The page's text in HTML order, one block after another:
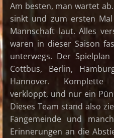
Am besten, man wartet
sinkt und zum ersten
Mannschaft laut. Alles
waren in dieser Saison
unterwegs. Der
Cottbus, Berlin,
Hannover. Komplette
verkloppt, und nur ein
Dieses Team stand also
Fangemeinde und
Erinnerungen an die